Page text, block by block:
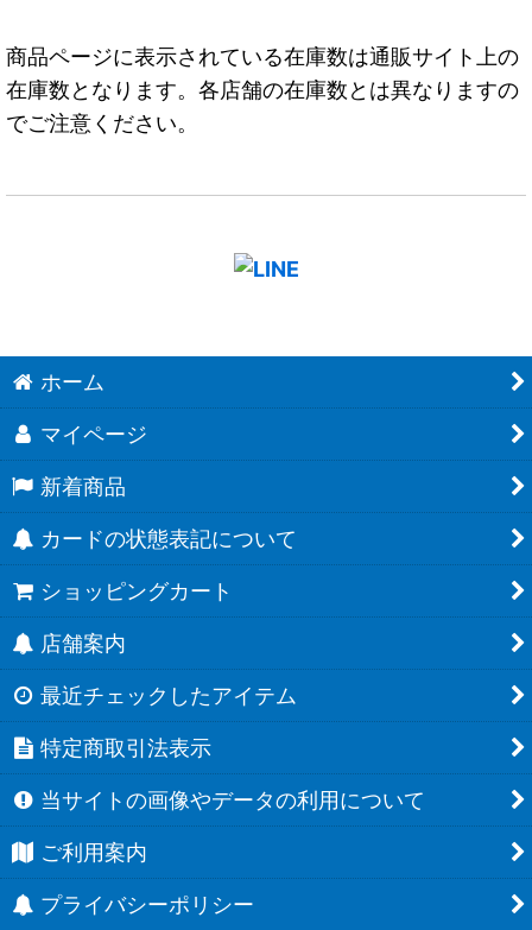
商品ページに表示されている在庫数は通販サイト上の
在庫数となります。各店舗の在庫数とは異なりますの
でご注意ください。
ホーム
マイページ
新着商品
カードの状態表記について
ショッピングカート
店舗案内
最近チェックしたアイテム
特定商取引法表示
当サイトの画像やデータの利用について
ご利用案内
プライバシーポリシー